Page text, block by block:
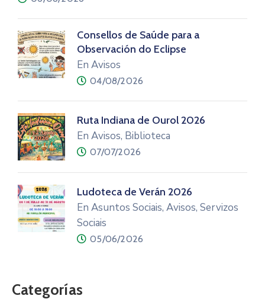
Consellos de Saúde para a
Observación do Eclipse
En Avisos
04/08/2026
Ruta Indiana de Ourol 2026
En Avisos, Biblioteca
07/07/2026
Ludoteca de Verán 2026
En Asuntos Sociais, Avisos, Servizos
Sociais
05/06/2026
Categorías